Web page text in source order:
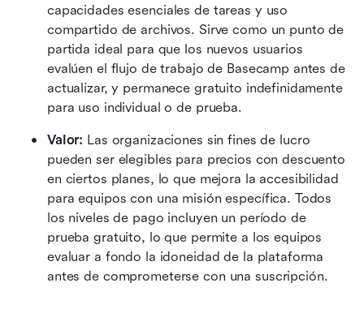
capacidades esenciales de tareas y uso
compartido de archivos. Sirve como un punto de
partida ideal para que los nuevos usuarios
evalúen el flujo de trabajo de Basecamp antes de
actualizar, y permanece gratuito indefinidamente
para uso individual o de prueba.
Valor: Las organizaciones sin fines de lucro
pueden ser elegibles para precios con descuento
en ciertos planes, lo que mejora la accesibilidad
para equipos con una misión específica. Todos
los niveles de pago incluyen un período de
prueba gratuito, lo que permite a los equipos
evaluar a fondo la idoneidad de la plataforma
antes de comprometerse con una suscripción.